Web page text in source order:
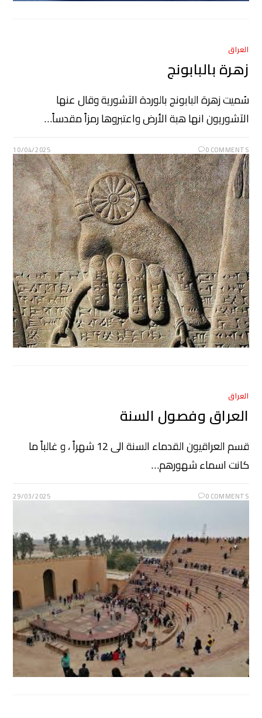
العراق
زهرة بالبابونج
سُميت زهرة البابونج بالوردة الآشورية وقال عنها
الآشوريون انها هبة الأرض واعتبروها رمزاً مقدساً…
0 COMMENTS
10/04/2025
العراق
العراق وفصول السنة
قسم العراقيون القدماء السنة الى 12 شهراً ، و غالباً ما
كانت اسماء شهورهم…
0 COMMENTS
29/03/2025